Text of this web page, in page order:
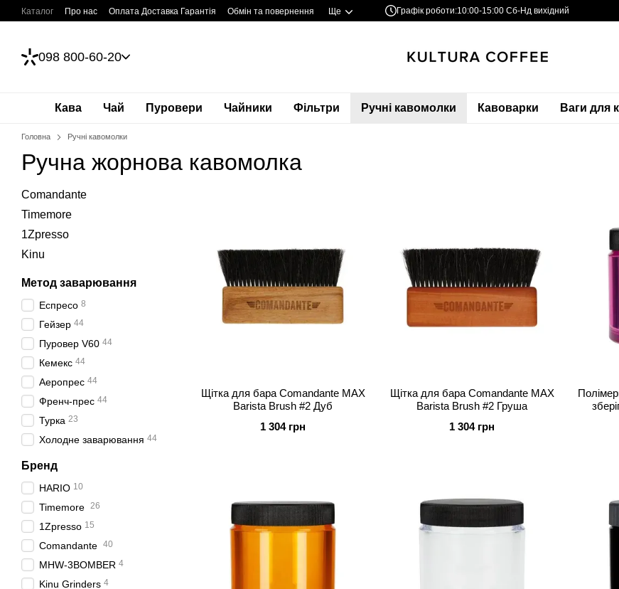
Перейти до основного контенту
Каталог Про нас Оплата Доставка Гарантія Обмін та повернення Ще Графік роботи:10:00-15:00 Сб-Нд вихідний
098 800-60-20
Кава Чай Пуровери Чайники Фільтри Ручні кавомолки Кавоварки Ваги для
Головна Ручні кавомолки
Ручна жорнова кавомолка
Щітка для бара Comandante MAX
Barista Brush #2 Дуб
1 304 грн
Щітка для бара Comandante MAX
Barista Brush #2 Груша
1 304 грн
Comandante
Timemore
1Zpresso
Kinu
Метод заварювання
Еспресо 8
Гейзер 44
Пуровер V60 44
Кемекс 44
Аеропрес 44
Френч-прес 44
Турка 23
Холодне заварювання 44
Бренд
HARIO 10
Timemore 26
1Zpresso 15
Comandante 40
MHW-3BOMBER 4
Kinu Grinders 4